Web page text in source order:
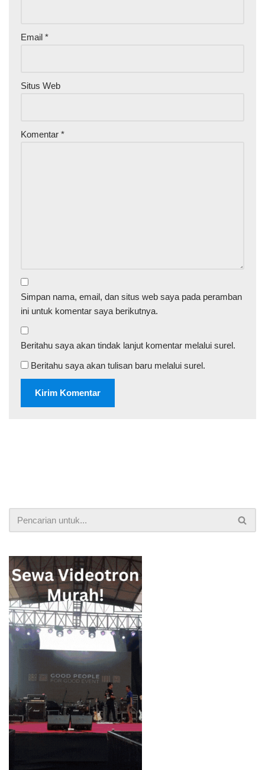
Email *
Situs Web
Komentar *
Simpan nama, email, dan situs web saya pada peramban
ini untuk komentar saya berikutnya.
Beritahu saya akan tindak lanjut komentar melalui surel.
Beritahu saya akan tulisan baru melalui surel.